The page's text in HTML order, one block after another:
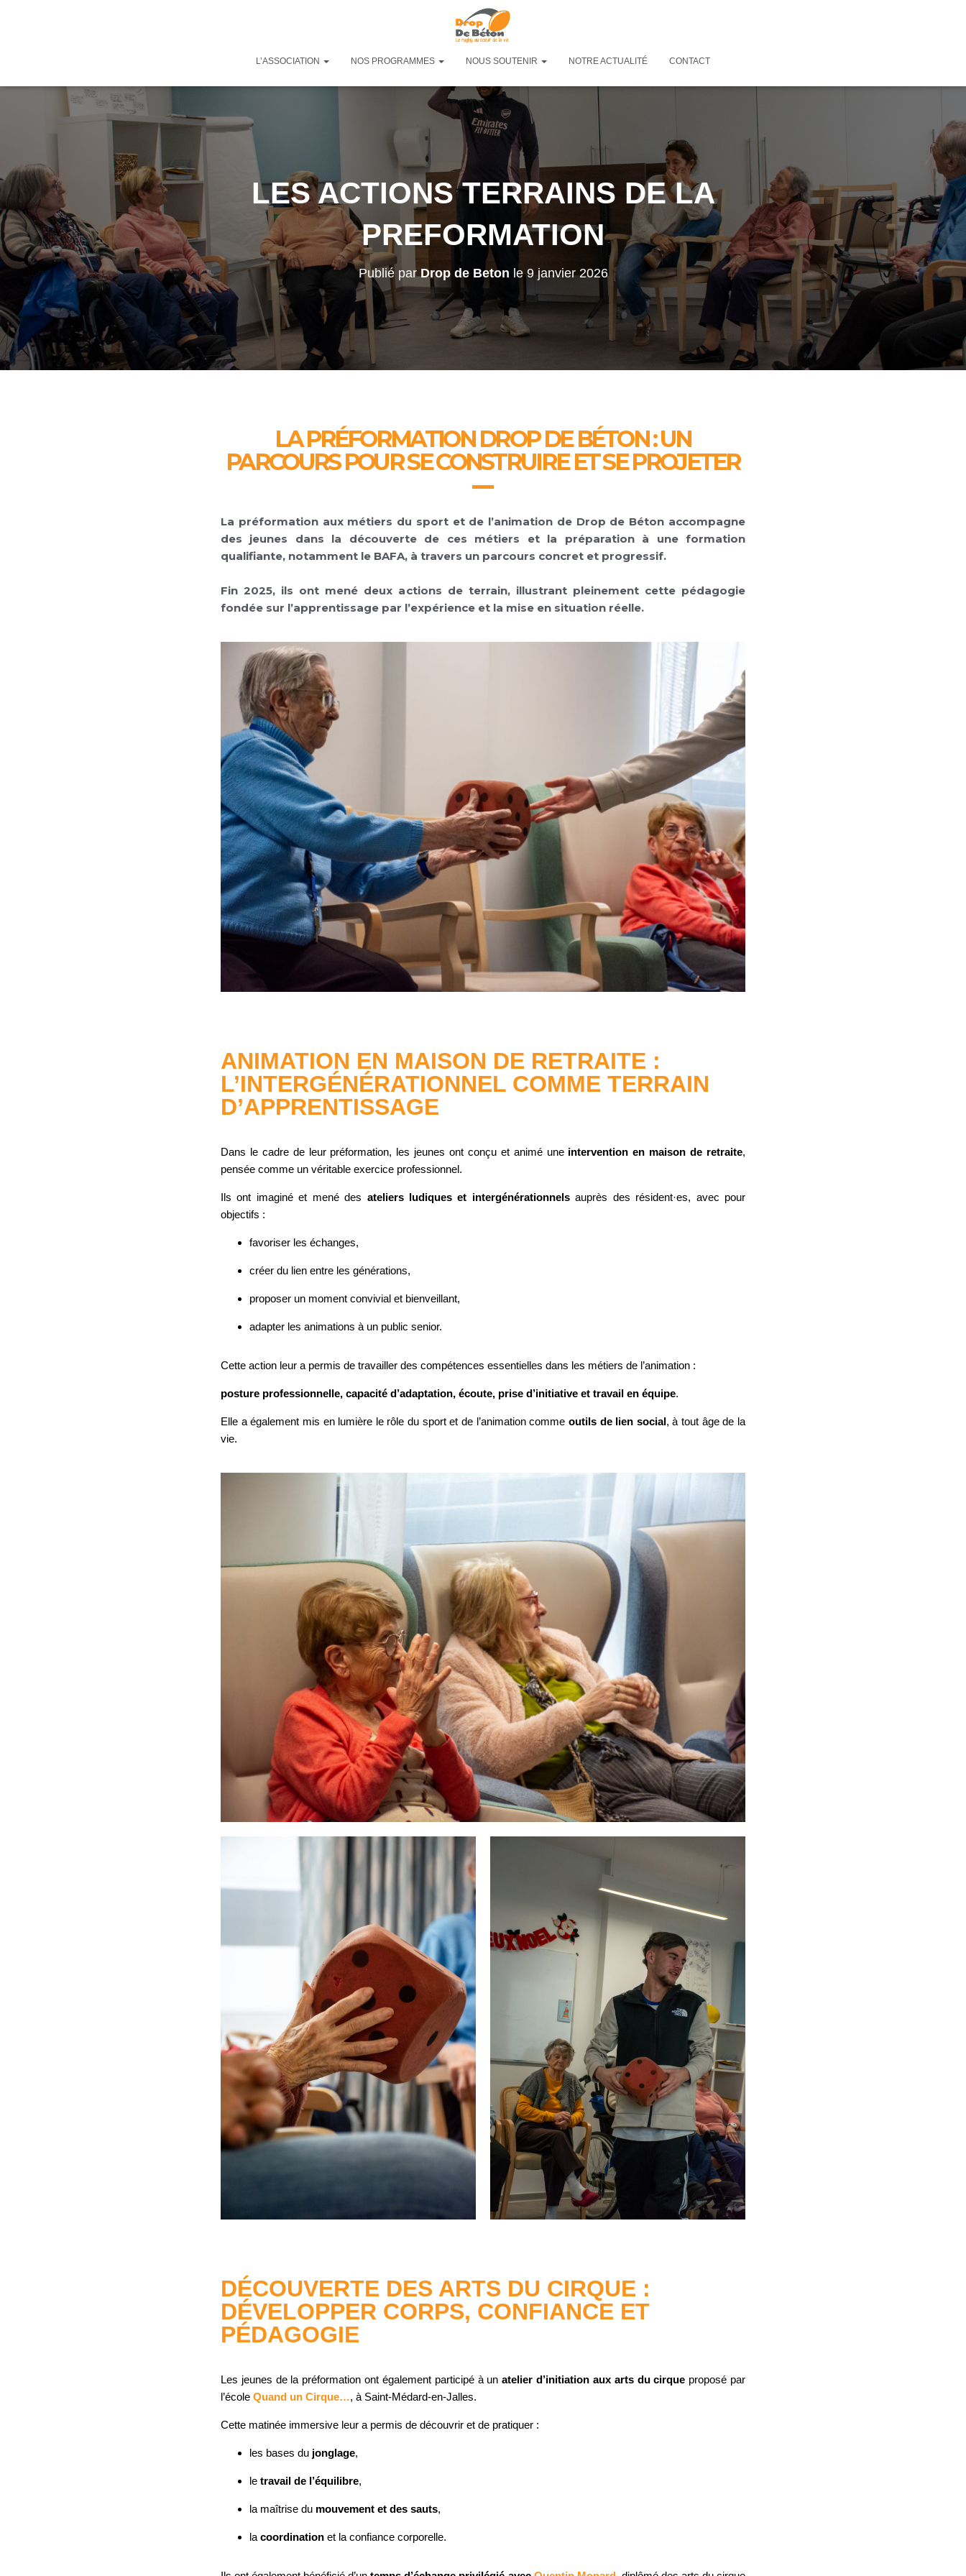
L’ASSOCIATION NOS PROGRAMMES NOUS SOUTENIR NOTRE ACTUALITÉ CONTACT
LES ACTIONS TERRAINS DE LA
PREFORMATION
Publié parDrop de Beton le9 janvier 2026
LA PRÉFORMATION DROP DE BÉTON : UN
PARCOURS POUR SE CONSTRUIRE ET SE PROJETER
La préformation aux métiers du sport et de l’animation de Drop de Béton accompagne
des jeunes dans la découverte de ces métiers et la préparation à une formation
qualifiante, notamment le BAFA, à travers un parcours concret et progressif.
Fin 2025, ils ont mené deux actions de terrain, illustrant pleinement cette pédagogie
fondée sur l’apprentissage par l’expérience et la mise en situation réelle.
ANIMATION EN MAISON DE RETRAITE :
L’INTERGÉNÉRATIONNEL COMME TERRAIN
D’APPRENTISSAGE
Dans le cadre de leur préformation, les jeunes ont conçu et animé une intervention en maison de retraite,
pensée comme un véritable exercice professionnel.
Ils ont imaginé et mené des ateliers ludiques et intergénérationnelsauprès des résident·es, avec pour
objectifs :
favoriser les échanges,
créer du lien entre les générations,
proposer un moment convivial et bienveillant,
adapter les animations à un public senior.
Cette action leur a permis de travailler des compétences essentielles dans les métiers de l’animation :
posture professionnelle, capacité d’adaptation, écoute, prise d’initiative et travail en équipe.
Elle a également mis en lumière le rôle du sport et de l’animation comme outils de lien social, à tout âge de la
vie.
DÉCOUVERTE DES ARTS DU CIRQUE :
DÉVELOPPER CORPS, CONFIANCE ET
PÉDAGOGIE
Les jeunes de la préformation ont également participé à unatelier d’initiation aux arts du cirque proposé par
l’école Quand un Cirque…, à Saint-Médard-en-Jalles.
Cette matinée immersive leur a permis de découvrir et de pratiquer :
les bases du jonglage,
le travail de l’équilibre,
la maîtrise du mouvement et des sauts,
la coordination et la confiance corporelle.